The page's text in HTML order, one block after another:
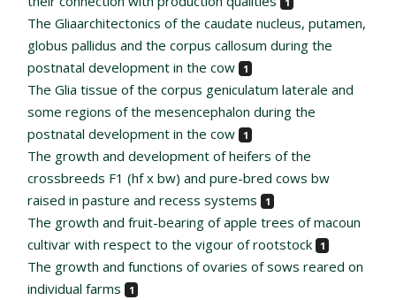
The Gliaarchitectonics of the caudate nucleus, putamen,
globus pallidus and the corpus callosum during the
postnatal development in the cow
1
The Glia tissue of the corpus geniculatum laterale and
some regions of the mesencephalon during the
postnatal development in the cow
1
The growth and development of heifers of the
crossbreeds F1 (hf x bw) and pure-bred cows bw
raised in pasture and recess systems
1
The growth and fruit-bearing of apple trees of macoun
cultivar with respect to the vigour of rootstock
1
The growth and functions of ovaries of sows reared on
individual farms
1